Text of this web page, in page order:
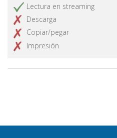
Lectura en streaming
Descarga
Copiar/pegar
Impresión